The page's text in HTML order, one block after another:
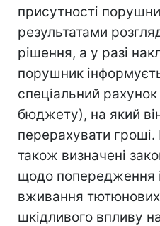
присутності
результатами
рішення, а у разі
порушник
спеціальний
бюджету), на який
перерахувати
також визначені
щодо попередження
вживання тютюнових
шкідливого впливу